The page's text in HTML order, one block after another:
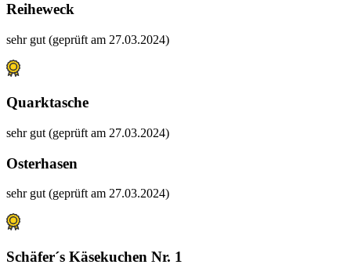
Reiheweck
sehr gut (geprüft am 27.03.2024)
Quarktasche
sehr gut (geprüft am 27.03.2024)
Osterhasen
sehr gut (geprüft am 27.03.2024)
Schäfer´s Käsekuchen Nr. 1